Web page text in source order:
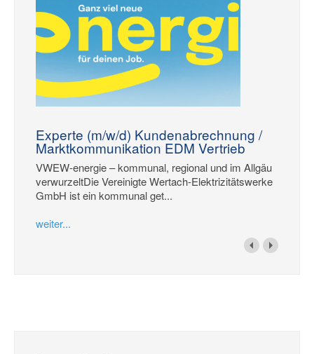
Experte (m/w/d) Kundenabrechnung /
Marktkommunikation EDM Vertrieb
VWEW-energie – kommunal, regional und im Allgäu
verwurzeltDie Vereinigte Wertach-Elektrizitätswerke
GmbH ist ein kommunal get...
weiter...